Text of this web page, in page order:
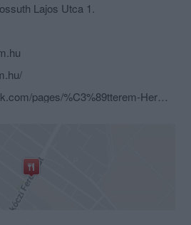
termünket, amely akár
helységben, nyáron pedig
40-50 főt a teraszunkon illetve a
tudunk elhelyezni. Így
nyílik nagyobb létszámú
Lajos Utca 1.
https://www.facebook.com/pages/%C3%89tterem-Hermina/201643803246952